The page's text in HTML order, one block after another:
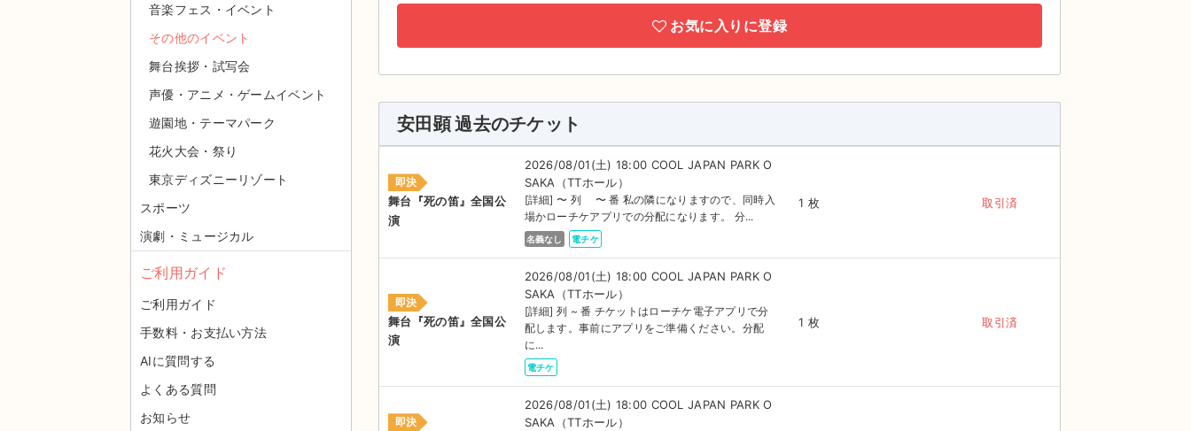
お気に入りに登録
安田顕 過去のチケット
即決
舞台『死の笛』全国公
演
2026/08/01(土) 18:00 COOL JAPAN PARK O
SAKA（TTホール）
[詳細] 〜 列 〜 番 私の隣になりますので、同時入
場かローチケアプリでの分配になります。 分...
名義なし 電チケ
1 枚 取引済
即決
舞台『死の笛』全国公
演
2026/08/01(土) 18:00 COOL JAPAN PARK O
SAKA（TTホール）
[詳細] 列 ~ 番 チケットはローチケ電子アプリで分
配します。事前にアプリをご準備ください。分配
に...
電チケ
1 枚 取引済
即決
2026/08/01(土) 18:00 COOL JAPAN PARK O
SAKA（TTホール）
音楽フェス・イベント
その他のイベント
舞台挨拶・試写会
声優・アニメ・ゲームイベント
遊園地・テーマパーク
花火大会・祭り
東京ディズニーリゾート
スポーツ
演劇・ミュージカル
ご利用ガイド
ご利用ガイド
手数料・お支払い方法
AIに質問する
よくある質問
お知らせ